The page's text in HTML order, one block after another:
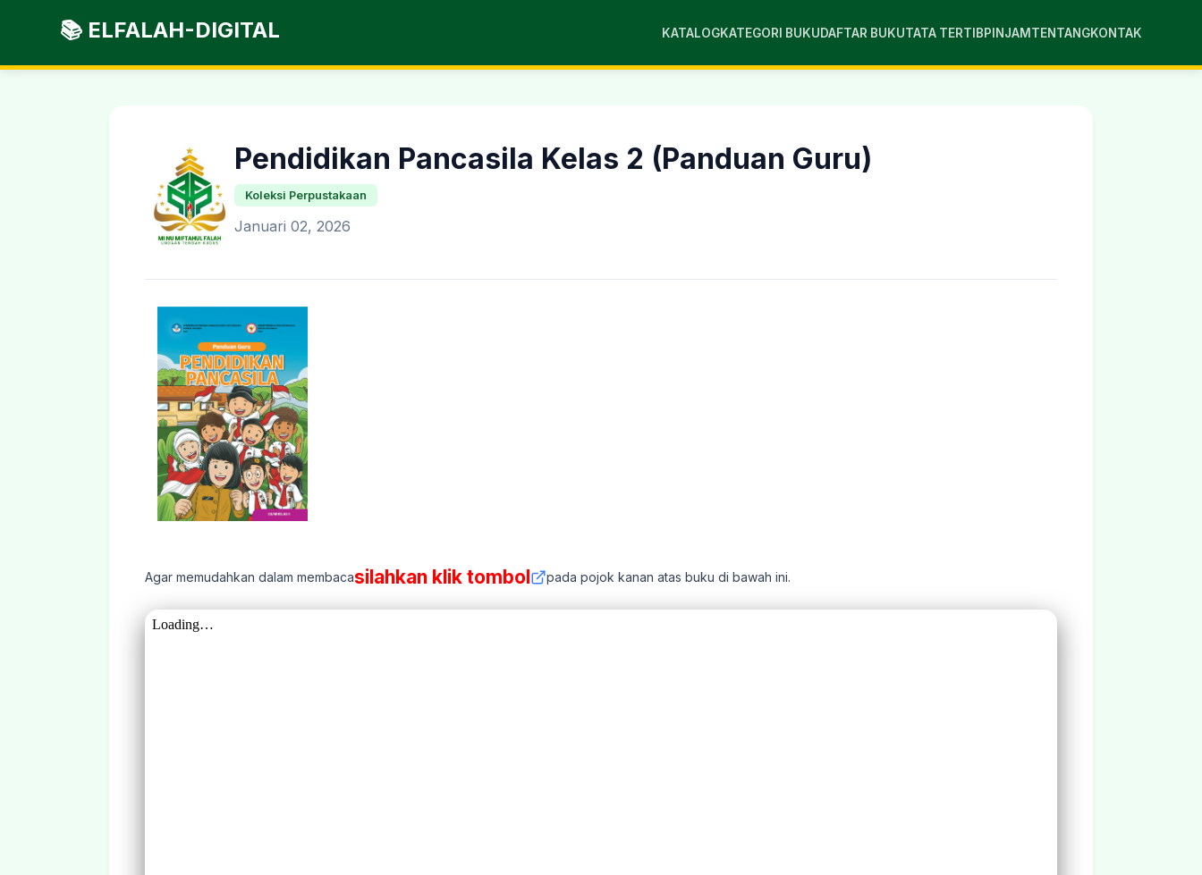
📚 ELFALAH-DIGITAL KATALOGKATEGORI BUKUDAFTAR BUKUTATA TERTIBPINJAMTENTANGKONTAK
Pendidikan Pancasila Kelas 2 (Panduan Guru)
Koleksi Perpustakaan
Januari 02, 2026
Agar memudahkan dalam membacasilahkan klik tombol pada pojok kanan atas buku di bawah ini.